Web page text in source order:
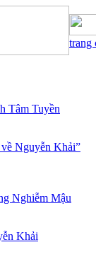
trang
Tâm Tuyền
Nguyễn Khải”
Nghiễm Mậu
Khải